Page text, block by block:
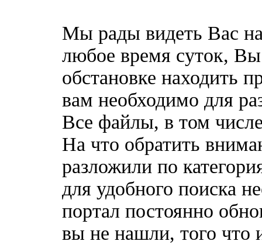
Мы рады видеть Вас
любое время суток,
обстановке находить
вам необходимо для
Все файлы, в том
На что обратить
разложили по
для удобного поиска
портал постоянно
вы не нашли, того что